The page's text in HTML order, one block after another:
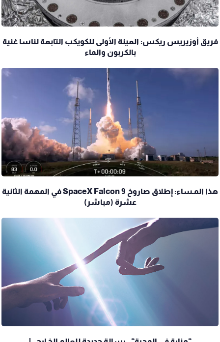
فريق أوزيريس ريكس: العينة الأولى للكويكب التابعة لناسا غنية
بالكربون والماء
هذا المـساء: إطلاق صاروخ SpaceX Falcon 9 في المهمة الثانية
عشرة (مباشر)